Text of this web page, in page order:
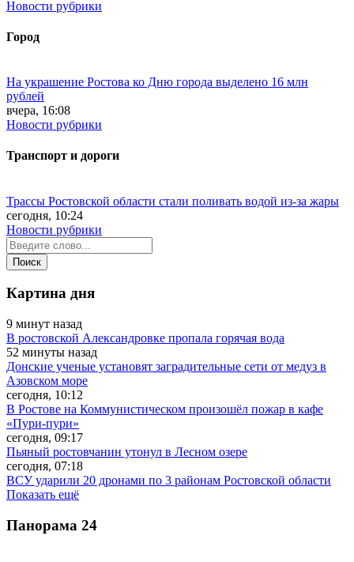
Новости рубрики
Город
На украшение Ростова ко Дню города выделено 16 млн
рублей
вчера, 16:08
Новости рубрики
Транспорт и дороги
Трассы Ростовской области стали поливать водой из-за жары
сегодня, 10:24
Новости рубрики
Картина дня
9 минут назад
В ростовской Александровке пропала горячая вода
52 минуты назад
Донские ученые установят заградительные сети от медуз в
Азовском море
сегодня, 10:12
В Ростове на Коммунистическом произошёл пожар в кафе
«Пури-пури»
сегодня, 09:17
Пьяный ростовчанин утонул в Лесном озере
сегодня, 07:18
ВСУ ударили 20 дронами по 3 районам Ростовской области
Показать ещё
Панорама 24